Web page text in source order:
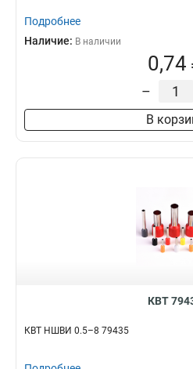
Подробнее
Наличие: В наличии
0,74
–
В
КВТ
КВТ НШВИ 0.5–8 79435